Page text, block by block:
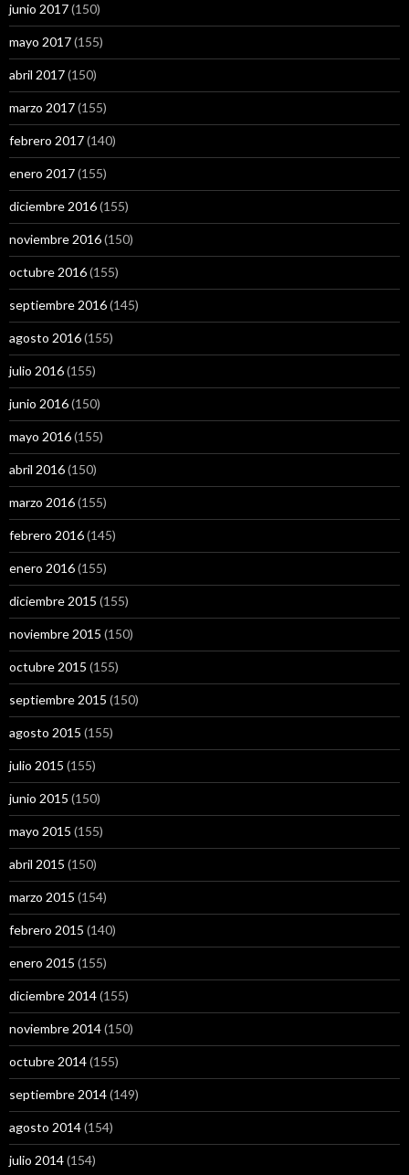
junio 2017(150)
mayo 2017(155)
abril 2017(150)
marzo 2017(155)
febrero 2017(140)
enero 2017(155)
diciembre 2016(155)
noviembre 2016(150)
octubre 2016(155)
septiembre 2016(145)
agosto 2016(155)
julio 2016(155)
junio 2016(150)
mayo 2016(155)
abril 2016(150)
marzo 2016(155)
febrero 2016(145)
enero 2016(155)
diciembre 2015 (155)
noviembre 2015 (150)
octubre 2015 (155)
septiembre 2015 (150)
agosto 2015 (155)
julio 2015 (155)
junio 2015 (150)
mayo 2015 (155)
abril 2015 (150)
marzo 2015 (154)
febrero 2015 (140)
enero 2015 (155)
diciembre 2014(155)
noviembre 2014(150)
octubre 2014(155)
septiembre 2014(149)
agosto 2014(154)
julio 2014(154)